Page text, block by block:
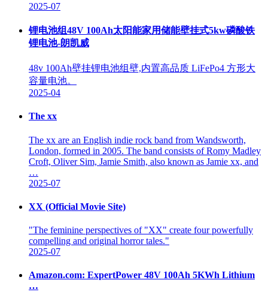
2025-07
锂电池组48V 100Ah太阳能家用储能壁挂式5kw磷酸铁
锂电池-朗凯威
48v 100Ah壁挂锂电池组壁,内置高品质 LiFePo4 方形大
容量电池。
2025-04
The xx
The xx are an English indie rock band from Wandsworth,
London, formed in 2005. The band consists of Romy Madley
Croft, Oliver Sim, Jamie Smith, also known as Jamie xx, and
…
2025-07
XX (Official Movie Site)
"The feminine perspectives of "XX" create four powerfully
compelling and original horror tales."
2025-07
Amazon.com: ExpertPower 48V 100Ah 5KWh Lithium
…